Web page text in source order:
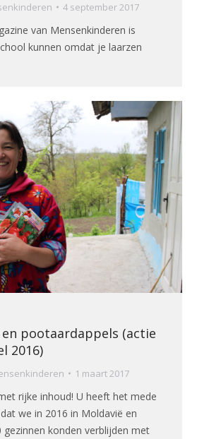
4 september 2017
van Mensenkinderen is
kunnen omdat je laarzen
pootaardappels (actie
2016)
1 maart 2017
rijke inhoud! U heeft het mede
we in 2016 in Moldavië en
gezinnen konden verblijden met